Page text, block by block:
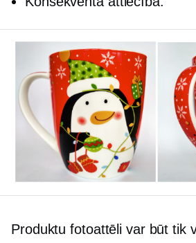
Produktu fotoattēli var būt tik